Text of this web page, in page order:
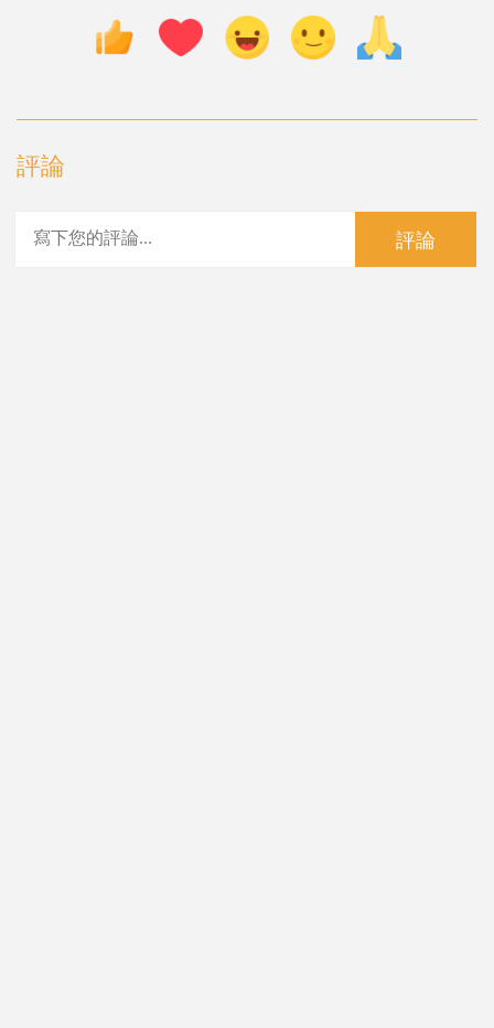
評論
評論